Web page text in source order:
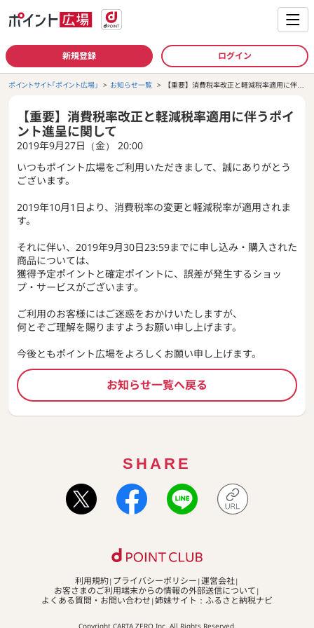
新規登録 ログイン
ポイントサイト「ポイント広場」 お知らせ一覧
【重要】消費税率改正と軽減税率適用に伴う
【重要】消費税率改正と軽減税率適用に伴うポイ
ント進呈に関して
2019年9月27日（金） 20:00
いつもポイント広場をご利用いただきまして、誠にありがとう
ございます。
2019年10月1日より、消費税率の変更と軽減税率が適用されま
す。
それに伴い、2019年9月30日23:59までに申し込み・購入された
商品については、
獲得予定ポイントと確定ポイントに、誤差が発生するショッ
プ・サービスがございます。
ご利用のお客様にはご迷惑をおかけいたしますが、
何とぞご理解を賜りますようお願い申し上げます。
今後ともポイント広場をよろしくお願い申し上げます。
お知らせ一覧へ戻る
SHARE
利用規約 プライバシーポリシー 運営会社
お客さまのご利用端末からの情報の外部送信について
よくある質問・お問い合わせ 姉妹サイト：ふるさと納税ナビ
Copyright CARTA ZERO Inc. All Rights Reserved.